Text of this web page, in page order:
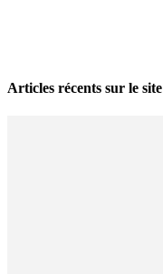
Articles récents sur le site